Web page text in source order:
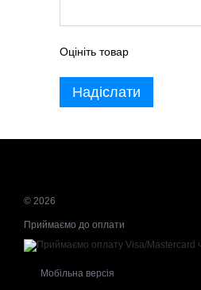
Оцініть товар
Надіслати
© 2026
Приймаємо до оплати
Мобільна версія